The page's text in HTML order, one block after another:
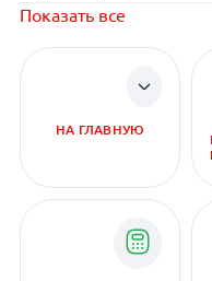
Показать все
НА ГЛАВНУЮ